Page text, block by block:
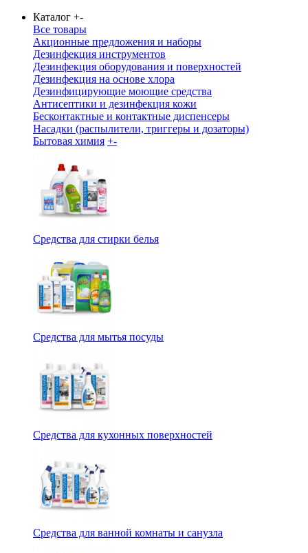
Каталог +-
Все товары
Акционные предложения и наборы
Дезинфекция инструментов
Дезинфекция оборудования и поверхностей
Дезинфекция на основе хлора
Дезинфицирующие моющие средства
Антисептики и дезинфекция кожи
Бесконтактные и контактные диспенсеры
Насадки (распылители, триггеры и дозаторы)
Бытовая химия +-
Средства для стирки белья
Средства для мытья посуды
Средства для кухонных поверхностей
Средства для ванной комнаты и санузла